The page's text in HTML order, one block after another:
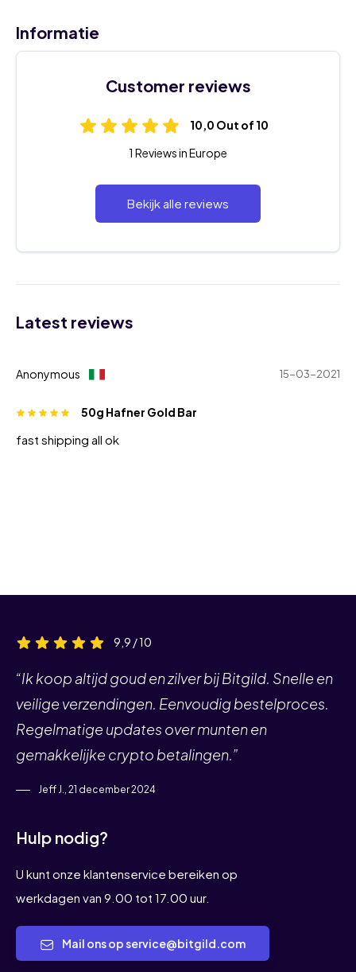
Informatie
Customer reviews
10,0 Out of 10
1 Reviews in Europe
Bekijk alle reviews
Latest reviews
Anonymous 15-03-2021
50g Hafner Gold Bar
fast shipping all ok
9,9 / 10
“Ik koop altijd goud en zilver bij Bitgild. Snelle en
veilige verzendingen. Eenvoudig bestelproces.
Regelmatige updates over munten en
gemakkelijke crypto betalingen.”
Jeff J., 21 december 2024
Hulp nodig?
U kunt onze klantenservice bereiken op
werkdagen van 9.00 tot 17.00 uur.
Mail ons op service@bitgild.com